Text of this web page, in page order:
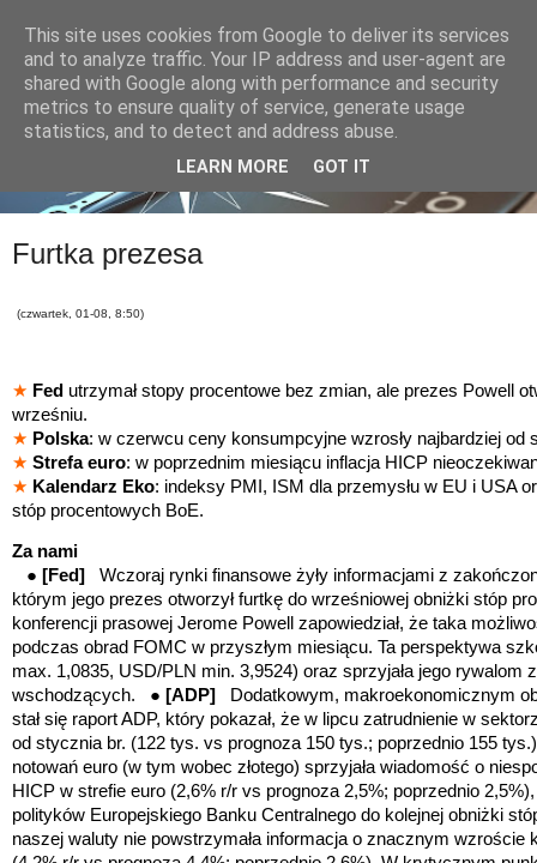
Furtka prezesa
(czwartek, 01-08, 8:50)
★ Fed utrzymał stopy procentowe bez zmian, ale prezes Powell
wrześniu.
★ Polska: w czerwcu ceny konsumpcyjne wzrosły najbardziej od
★ Strefa euro: w poprzednim miesiącu inflacja HICP
★ Kalendarz Eko: indeksy PMI, ISM dla przemysłu w EU i USA
stóp procentowych BoE.
Za nami
● [Fed] Wczoraj rynki finansowe żyły informacjami z
którym jego prezes otworzył furtkę do wrześniowej obniżki stóp
konferencji prasowej Jerome Powell zapowiedział, że taka
podczas obrad FOMC w przyszłym miesiącu. Ta perspektywa
max. 1,0835, USD/PLN min. 3,9524) oraz sprzyjała jego rywalom
wschodzących. ● [ADP]
Dodatkowym, makroekonomicznym
stał się raport ADP, który pokazał, że w lipcu zatrudnienie w
od stycznia br. (122 tys. vs prognoza 150 tys.; poprzednio 155
notowań euro (w tym wobec złotego) sprzyjała wiadomość o
HICP w strefie euro (2,6% r/r vs prognoza 2,5%; poprzednio
polityków Europejskiego Banku Centralnego do kolejnej obniżki
naszej waluty nie powstrzymała informacja o znacznym wzroście
This site uses cookies from Google to deliver its services
and to analyze traffic. Your IP address and user-agent are
shared with Google along with performance and security
metrics to ensure quality of service, generate usage
statistics, and to detect and address abuse.
LEARN MORE GOT IT